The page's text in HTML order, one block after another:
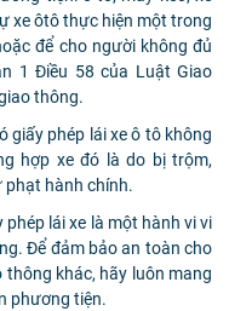
xe ôtô thực hiện một trong
để cho người không đủ
1 Điều 58 của Luật Giao
thông.
giấy phép lái xe ô tô không
hợp xe đó là do bị trộm,
phạt hành chính.
phép lái xe là một hành vi vi
Để đảm bảo an toàn cho
khác, hãy luôn mang
phương tiện.